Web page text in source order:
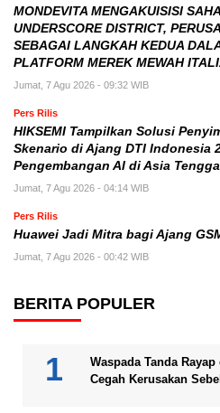
MONDEVITA MENGAKUISISI
UNDERSCORE DISTRICT,
SEBAGAI LANGKAH KEDUA
PLATFORM MEREK MEWAH
Jumat, 7 Agu 2026 - 09:32 WIB
Pers Rilis
HIKSEMI Tampilkan Solusi
Skenario di Ajang DTI Indonesia
Pengembangan AI di Asia
Jumat, 7 Agu 2026 - 04:14 WIB
Pers Rilis
Huawei Jadi Mitra bagi Ajang
Jumat, 7 Agu 2026 - 00:42 WIB
BERITA POPULER
Waspada Tanda
Cegah Kerusakan